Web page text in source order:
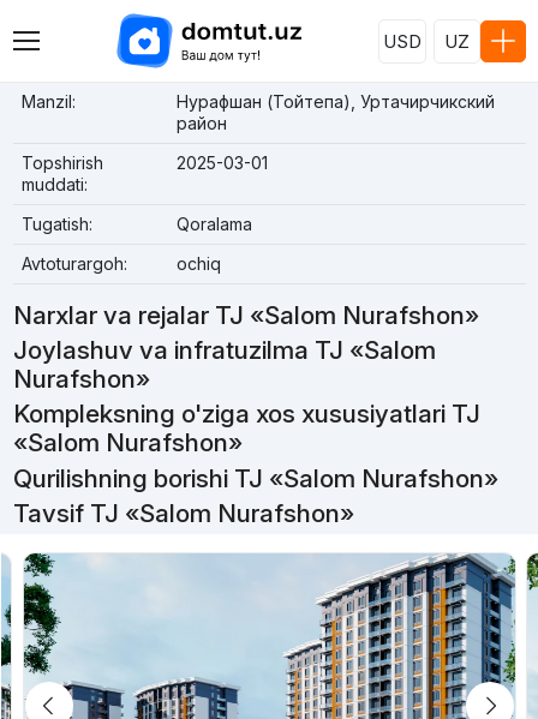
USD UZ
Manzil:
Нурафшан (Тойтепа), Уртачирчикский
район
Topshirish
muddati:
2025-03-01
Tugatish:
Qoralama
Avtoturargoh:
ochiq
Narxlar va rejalar TJ «Salom Nurafshon»
Joylashuv va infratuzilma TJ «Salom
Nurafshon»
Kompleksning o'ziga xos xususiyatlari TJ
«Salom Nurafshon»
Qurilishning borishi TJ «Salom Nurafshon»
Tavsif TJ «Salom Nurafshon»